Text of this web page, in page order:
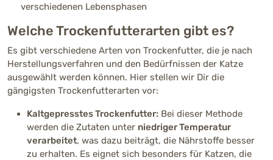
verschiedenen Lebensphasen
Welche Trockenfutterarten gibt es?
Es gibt verschiedene Arten von Trockenfutter, die je nach
Herstellungsverfahren und den Bedürfnissen der Katze
ausgewählt werden können. Hier stellen wir Dir die
gängigsten Trockenfutterarten vor:
Kaltgepresstes Trockenfutter: Bei dieser Methode
werden die Zutaten unter niedriger Temperatur
verarbeitet, was dazu beiträgt, die Nährstoffe besser
zu erhalten. Es eignet sich besonders für Katzen, die